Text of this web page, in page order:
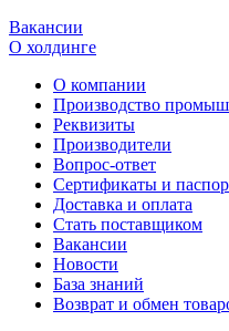
Вакансии
О холдинге
О компании
Производство
Реквизиты
Производители
Вопрос-ответ
Сертификаты и
Доставка и оплата
Стать поставщиком
Вакансии
Новости
База знаний
Возврат и обмен